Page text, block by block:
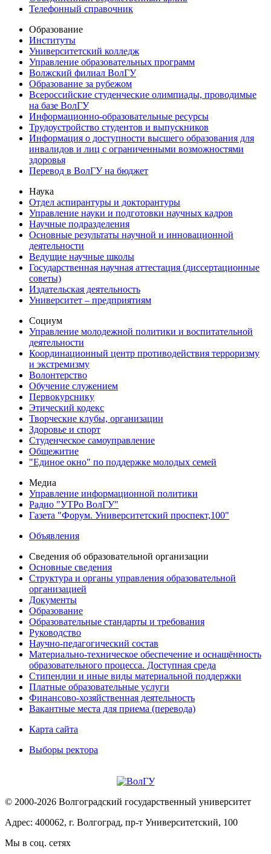
Телефонный справочник
Образование
Институты
Университетский колледж
Управление образовательных программ
Волжский филиал ВолГУ
Образование за рубежом
Всероссийские студенческие олимпиады, проводимые
на базе ВолГУ
Информационно-образовательные ресурсы
Трудоустройство студентов и выпускников
Информация о доступности высшего образования для
инвалидов и лиц с ограниченными возможностями
здоровья
Перевод в ВолГУ на бюджет
Наука
Отдел аспирантуры и докторантуры
Управление науки и подготовки научных кадров
Научные подразделения
Основные результаты научной и инновационной
деятельности
Ведущие научные школы
Государственная научная аттестация (диссертационные
советы)
Издательская деятельность
Университет – предприятиям
Социум
Управление молодежной политики и воспитательной
деятельности
Координационный центр противодействия терроризму
и экстремизму
Волонтерство
Обучение служением
Первокурснику
Этический кодекс
Творческие клубы, организации
Здоровье и спорт
Студенческое самоуправление
Общежитие
"Единое окно" по поддержке молодых семей
Медиа
Управление информационной политики
Радио "УТРо ВолГУ"
Газета "Форум. Университетский проспект,100"
Объявления
Сведения об образовательной организации
Основные сведения
Структура и органы управления образовательной
организацией
Документы
Образование
Образовательные стандарты и требования
Руководство
Научно-педагогический состав
Материально-техническое обеспечение и оснащённость
образовательного процесса. Доступная среда
Стипендии и иные виды материальной поддержки
Платные образовательные услуги
Финансово-хозяйственная деятельность
Вакантные места для приема (перевода)
Карта сайта
Выборы ректора
© 2000-2026 Волгоградский государственный университет
Адрес: 400062, г. Волгоград, пр-т Университетский, 100
Мы в соц. сетях